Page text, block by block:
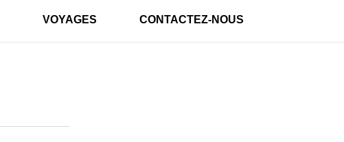
VOYAGES CONTACTEZ-NOUS